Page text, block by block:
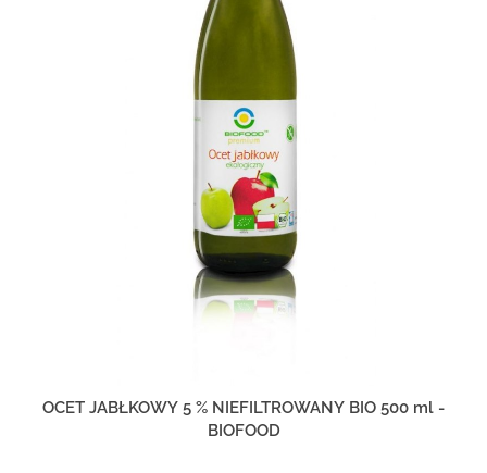
OCET JABŁKOWY 5 % NIEFILTROWANY BIO 500 ml -
BIOFOOD